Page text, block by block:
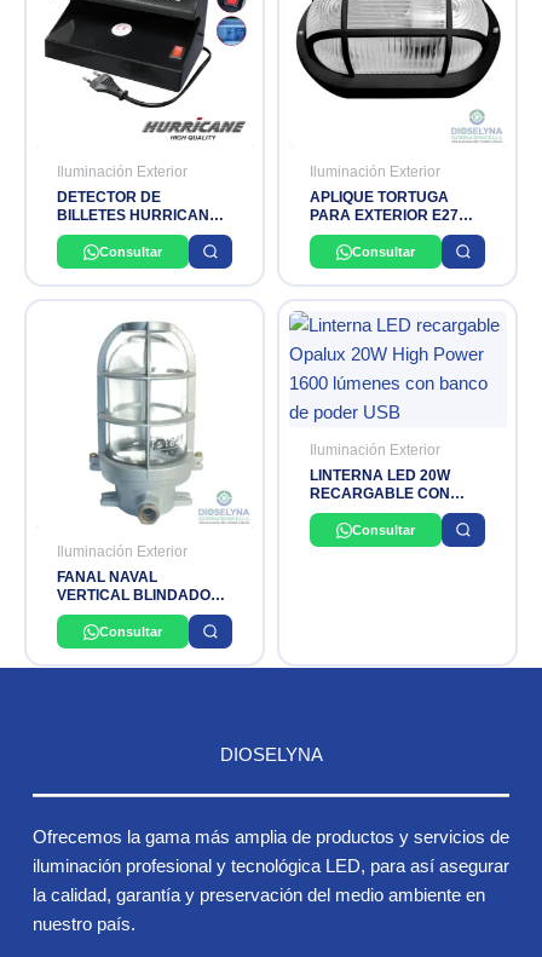
Iluminación Exterior
DETECTOR DE
BILLETES HURRICANE
POTENTE LUZ
ULTRAVIOLETA (1X4W)
220VAC 60HZ CARCASA
ABS DE ALTO IMPACTO
Consultar
Iluminación Exterior
APLIQUE TORTUGA
PARA EXTERIOR E27
LIGHTECH
Consultar
Iluminación Exterior
FANAL NAVAL
VERTICAL BLINDADO
C/REJ.MET E27
NACIONAL
Consultar
Iluminación Exterior
LINTERNA LED 20W
RECARGABLE CON
BANCO DE PODER
BATERIA 4V 7AMP.
ALCANCE 280 MTS
Consultar
DIOSELYNA
Ofrecemos la gama más amplia de productos y servicios de
iluminación profesional y tecnológica LED, para así asegurar
la calidad, garantía y preservación del medio ambiente en
nuestro país.